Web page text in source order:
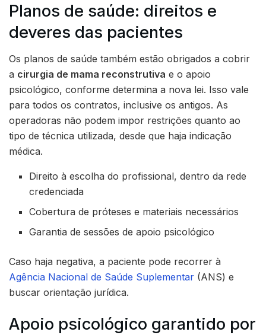
Planos de saúde: direitos e
deveres das pacientes
Os planos de saúde também estão obrigados a cobrir
a cirurgia de mama reconstrutiva e o apoio
psicológico, conforme determina a nova lei. Isso vale
para todos os contratos, inclusive os antigos. As
operadoras não podem impor restrições quanto ao
tipo de técnica utilizada, desde que haja indicação
médica.
Direito à escolha do profissional, dentro da rede
credenciada
Cobertura de próteses e materiais necessários
Garantia de sessões de apoio psicológico
Caso haja negativa, a paciente pode recorrer à
Agência Nacional de Saúde Suplementar (ANS) e
buscar orientação jurídica.
Apoio psicológico garantido por